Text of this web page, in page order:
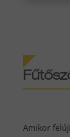
Amikor